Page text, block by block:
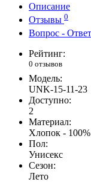
Описание
Отзывы 0
Вопрос - Ответ
Рейтинг:
0 отзывов
Модель:
UNK-15-11-23
Доступно:
2
Материал:
Хлопок - 100%
Пол:
Унисекс
Сезон:
Лето